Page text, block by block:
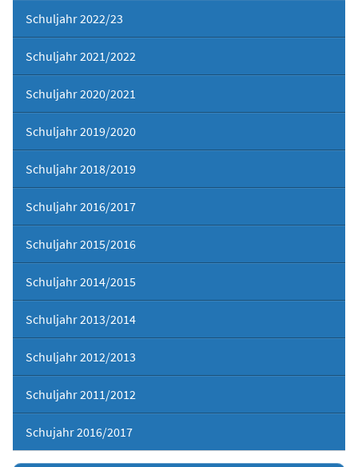
Schuljahr 2022/23
Schuljahr 2021/2022
Schuljahr 2020/2021
Schuljahr 2019/2020
Schuljahr 2018/2019
Schuljahr 2016/2017
Schuljahr 2015/2016
Schuljahr 2014/2015
Schuljahr 2013/2014
Schuljahr 2012/2013
Schuljahr 2011/2012
Schujahr 2016/2017